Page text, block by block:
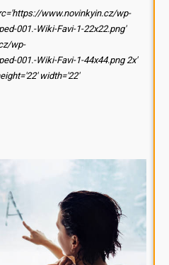
www.novinkyin.cz/wp-
001.-Wiki-Favi-1-22x22.png'
wp-
001.-Wiki-Favi-1-44x44.png 2x'
width='22'